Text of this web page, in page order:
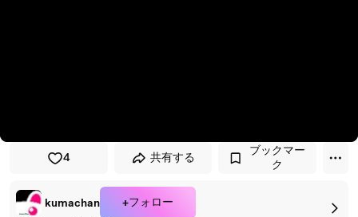
4 共有する
ブックマー
ク
kumachan +フォロー